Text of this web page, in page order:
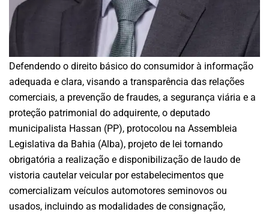
Defendendo o direito básico do consumidor à informação
adequada e clara, visando a transparência das relações
comerciais, a prevenção de fraudes, a segurança viária e a
proteção patrimonial do adquirente, o deputado
municipalista Hassan (PP), protocolou na Assembleia
Legislativa da Bahia (Alba), projeto de lei tornando
obrigatória a realização e disponibilização de laudo de
vistoria cautelar veicular por estabelecimentos que
comercializam veículos automotores seminovos ou
usados, incluindo as modalidades de consignação,